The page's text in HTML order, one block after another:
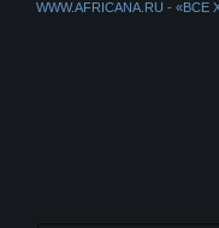
WWW.AFRICANA.RU -